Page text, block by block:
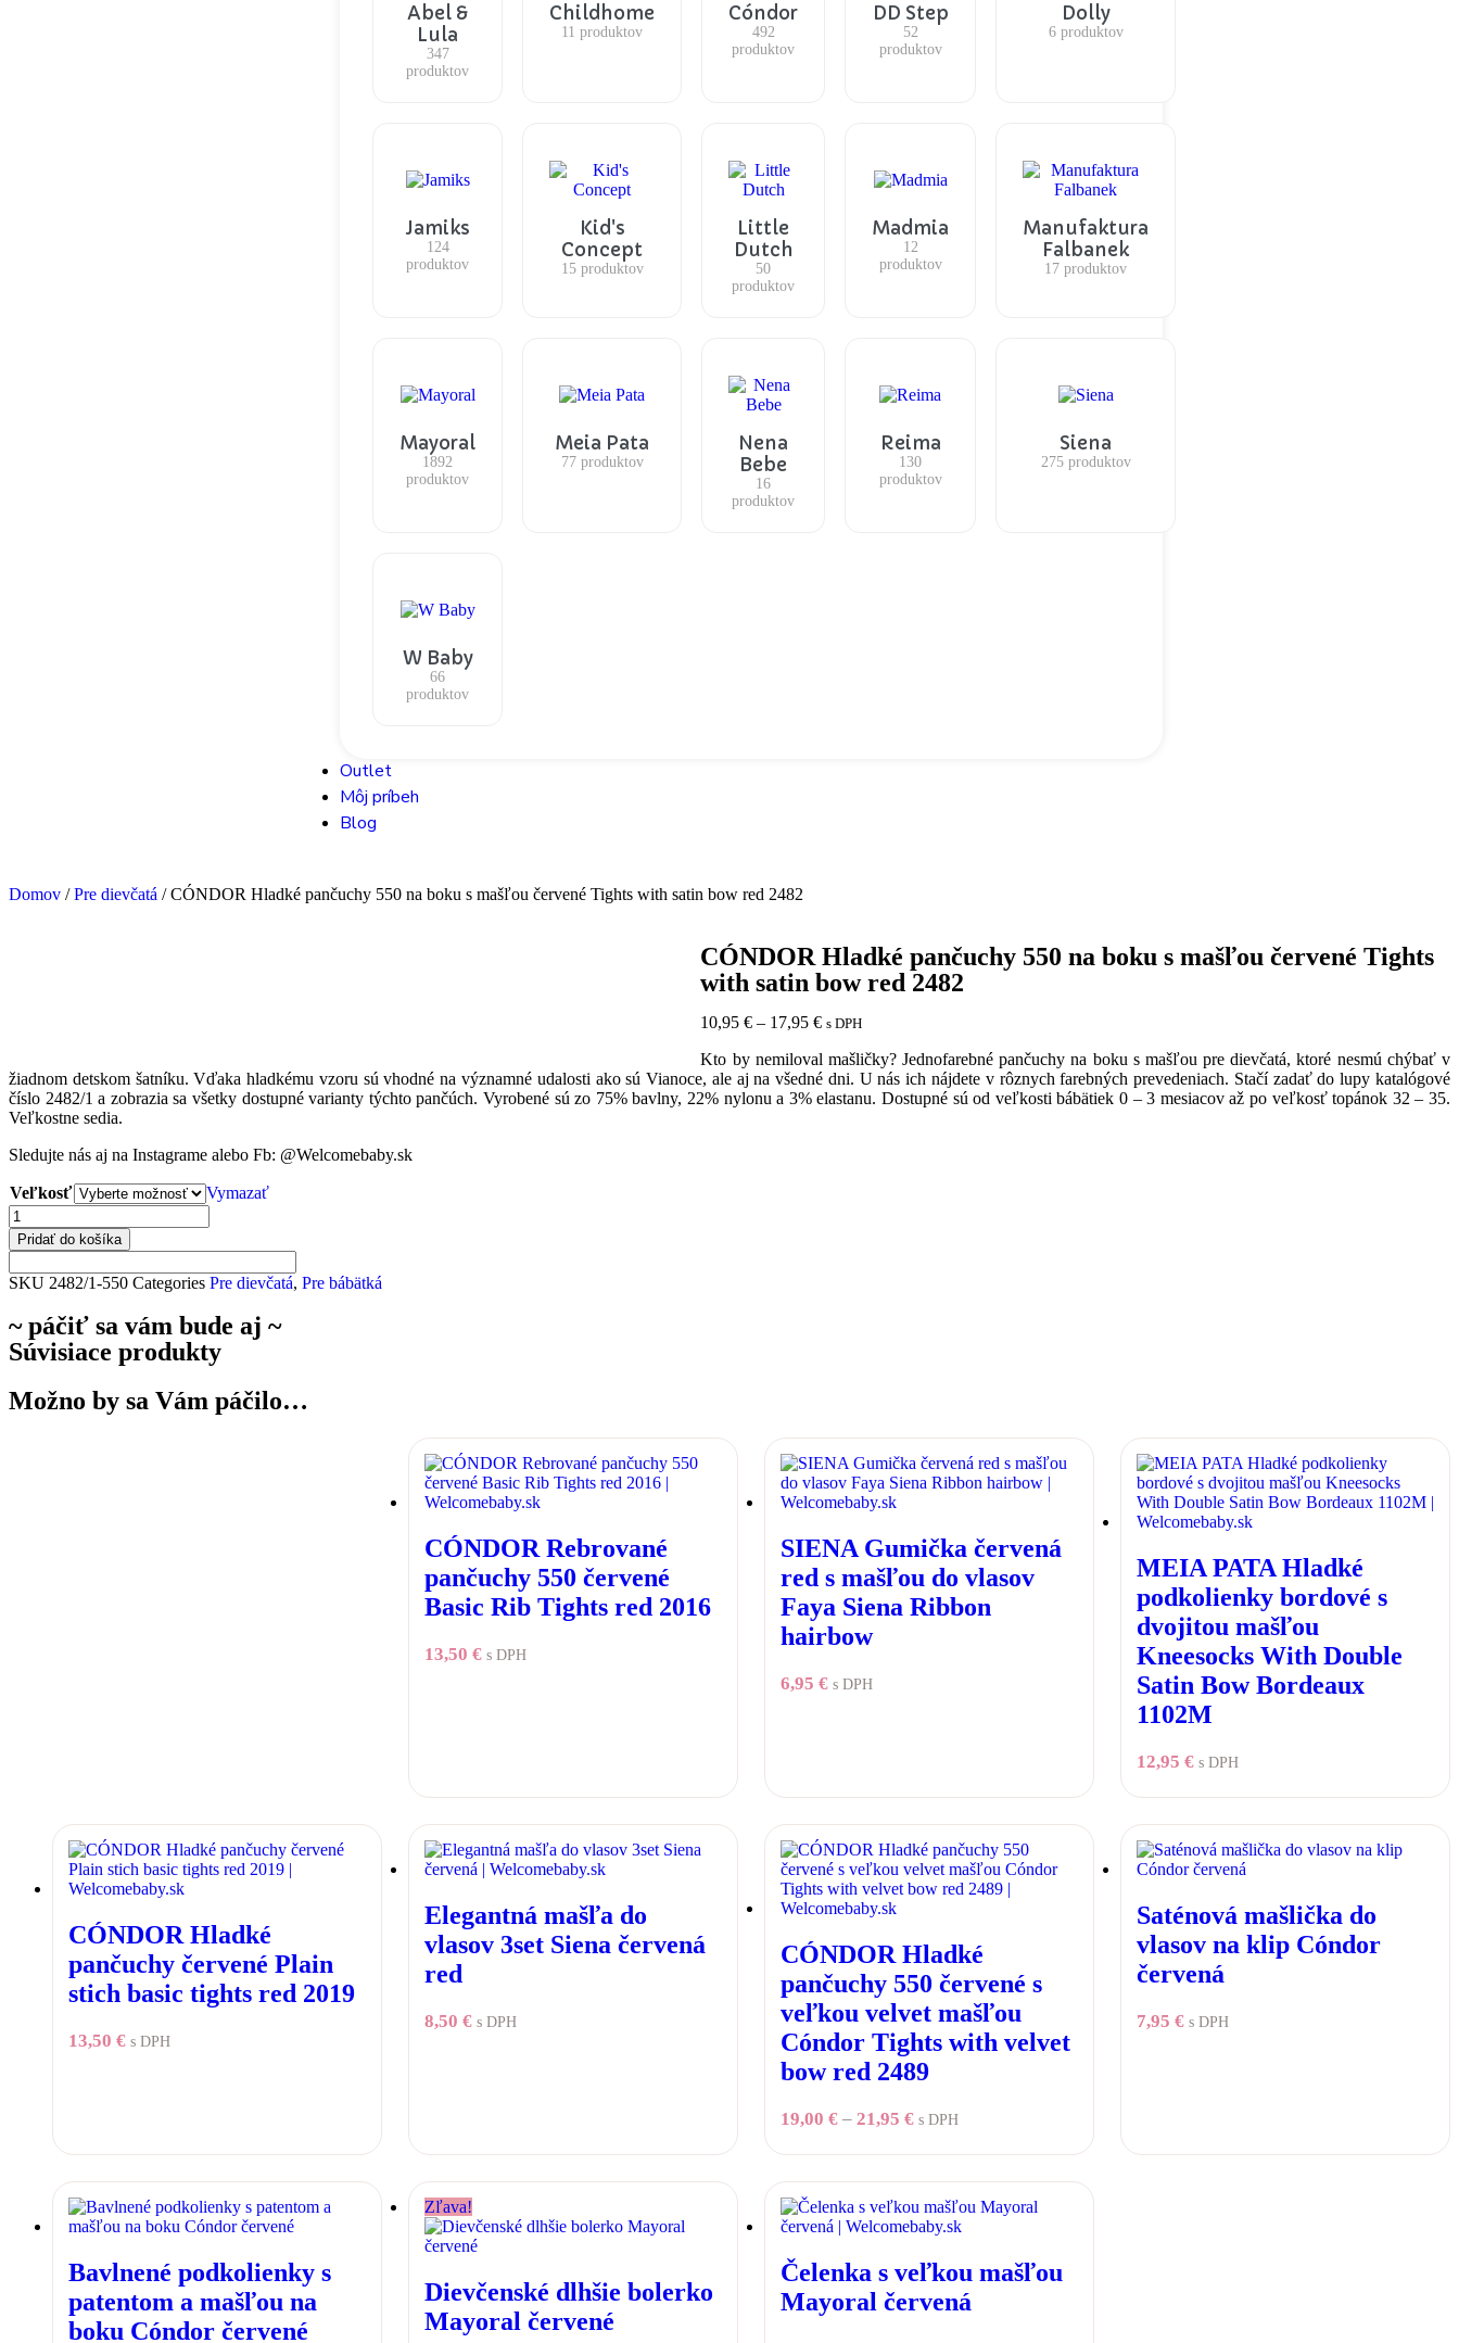
Abel &
Lula
347
produktov
Childhome
11 produktov
Cóndor
492
produktov
DD Step
52
produktov
Dolly
6 produktov
Jamiks
124
produktov
Kid's
Concept
15 produktov
Little
Dutch
50
produktov
Madmia
12
produktov
Manufaktura
Falbanek
17 produktov
Mayoral
1892
produktov
Meia Pata
77 produktov
Nena
Bebe
16
produktov
Reima
130
produktov
Siena
275 produktov
W Baby
66
produktov
Outlet
Môj príbeh
Blog
Domov /Pre dievčatá / CÓNDOR Hladké pančuchy 550 na boku s mašľou červené Tights with satin bow red 2482
CÓNDOR Hladké pančuchy 550 na boku s mašľou červené Tights
with satin bow red 2482
10,95€ – 17,95€ s DPH
Kto by nemiloval mašličky? Jednofarebné pančuchy na boku s mašľou pre dievčatá, ktoré nesmú chýbať v
žiadnom detskom šatníku. Vďaka hladkému vzoru sú vhodné na významné udalosti ako sú Vianoce, ale aj na všedné dni. U nás ich nájdete v rôznych farebných prevedeniach. Stačí zadať do lupy katalógové
číslo 2482/1 a zobrazia sa všetky dostupné varianty týchto pančúch. Vyrobené sú zo 75% bavlny, 22% nylonu a 3% elastanu. Dostupné sú od veľkosti bábätiek 0 – 3 mesiacov až po veľkosť topánok 32 – 35.
Veľkostne sedia.
Sledujte nás aj na Instagrame alebo Fb: @Welcomebaby.sk
Veľkosť Vymazať
Pridať do košíka
SKU 2482/1-550 Categories Pre dievčatá, Pre bábätká
~ páčiť sa vám bude aj ~
Súvisiace produkty
Možno by sa Vám páčilo…
CÓNDOR Rebrované
pančuchy 550 červené
Basic Rib Tights red 2016
13,50 € s DPH
SIENA Gumička červená
red s mašľou do vlasov
Faya Siena Ribbon
hairbow
6,95 € s DPH
MEIA PATA Hladké
podkolienky bordové s
dvojitou mašľou
Kneesocks With Double
Satin Bow Bordeaux
1102M
12,95 € s DPH
CÓNDOR Hladké
pančuchy červené Plain
stich basic tights red 2019
13,50 € s DPH
Elegantná mašľa do
vlasov 3set Siena červená
red
8,50 € s DPH
CÓNDOR Hladké
pančuchy 550 červené s
veľkou velvet mašľou
Cóndor Tights with velvet
bow red 2489
19,00 € – 21,95 € s DPH
Saténová mašlička do
vlasov na klip Cóndor
červená
7,95 € s DPH
Bavlnené podkolienky s
patentom a mašľou na
boku Cóndor červené
Zľava!
Dievčenské dlhšie bolerko
Mayoral červené
Čelenka s veľkou mašľou
Mayoral červená